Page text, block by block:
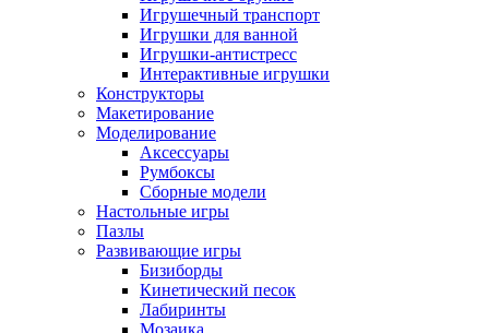
Игрушечный транспорт
Игрушки для ванной
Игрушки-антистресс
Интерактивные игрушки
Конструкторы
Макетирование
Моделирование
Аксессуары
Румбоксы
Сборные модели
Настольные игры
Пазлы
Развивающие игры
Бизиборды
Кинетический песок
Лабиринты
Мозаика